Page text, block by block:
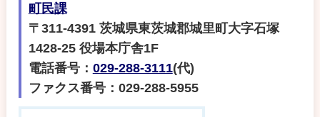
町民課
〒311-4391 茨城県東茨城郡城里町大字石塚
1428-25 役場本庁舎1F
電話番号： 029-288-3111(代)
ファクス番号：029-288-5955